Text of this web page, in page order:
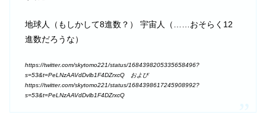
地球人（もしかして8進数？） 宇宙人（……おそらく12
進数だろうな）
https://twitter.com/skytomo221/status/1684398205335658496?
s=53&t=PeLNzAAVdDvlb1F4DZrxcQ および
https://twitter.com/skytomo221/status/1684398617245908992?
s=53&t=PeLNzAAVdDvlb1F4DZrxcQ